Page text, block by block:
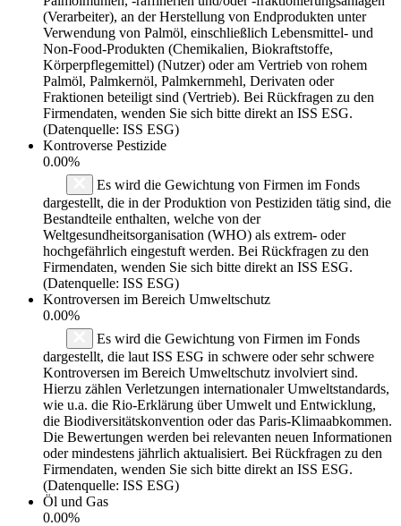
(Verarbeiter), an der Herstellung von Endprodukten unter
Verwendung von Palmöl, einschließlich Lebensmittel- und
Non-Food-Produkten (Chemikalien, Biokraftstoffe,
Körperpflegemittel) (Nutzer) oder am Vertrieb von rohem
Palmöl, Palmkernöl, Palmkernmehl, Derivaten oder
Fraktionen beteiligt sind (Vertrieb). Bei Rückfragen zu den
Firmendaten, wenden Sie sich bitte direkt an ISS ESG.
(Datenquelle: ISS ESG)
Kontroverse Pestizide
0.00%
Es wird die Gewichtung von Firmen im Fonds
dargestellt, die in der Produktion von Pestiziden tätig sind, die
Bestandteile enthalten, welche von der
Weltgesundheitsorganisation (WHO) als extrem- oder
hochgefährlich eingestuft werden. Bei Rückfragen zu den
Firmendaten, wenden Sie sich bitte direkt an ISS ESG.
(Datenquelle: ISS ESG)
Kontroversen im Bereich Umweltschutz
0.00%
Es wird die Gewichtung von Firmen im Fonds
dargestellt, die laut ISS ESG in schwere oder sehr schwere
Kontroversen im Bereich Umweltschutz involviert sind.
Hierzu zählen Verletzungen internationaler Umweltstandards,
wie u.a. die Rio-Erklärung über Umwelt und Entwicklung,
die Biodiversitätskonvention oder das Paris-Klimaabkommen.
Die Bewertungen werden bei relevanten neuen Informationen
oder mindestens jährlich aktualisiert. Bei Rückfragen zu den
Firmendaten, wenden Sie sich bitte direkt an ISS ESG.
(Datenquelle: ISS ESG)
Öl und Gas
0.00%